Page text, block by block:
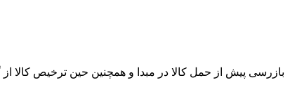
بازرسی پیش از حمل کالا در مبدا و همچنین حین ترخیص کالا